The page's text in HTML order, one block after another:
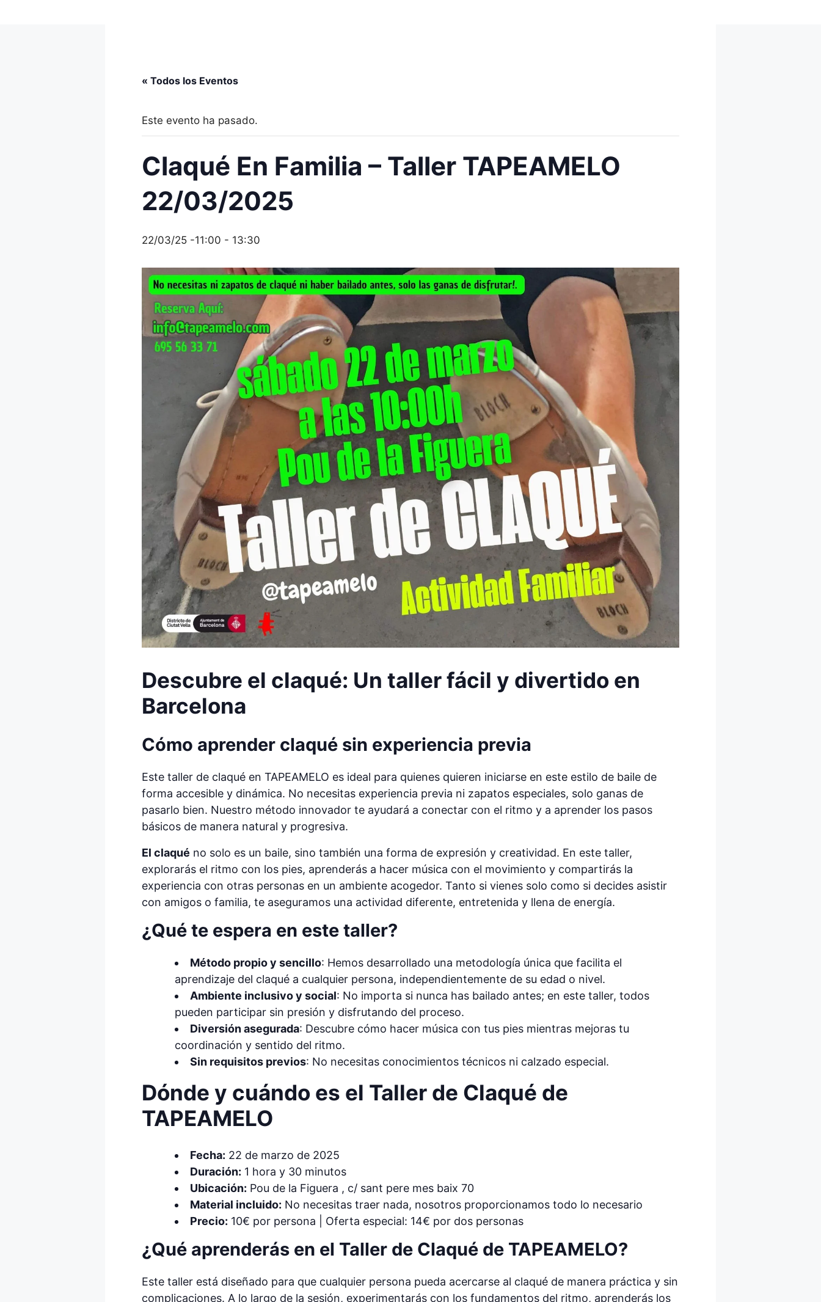
« Todos los Eventos
Este evento ha pasado.
Claqué En Familia – Taller TAPEAMELO
22/03/2025
22/03/25 -11:00 - 13:30
Descubre el claqué: Un taller fácil y divertido en
Barcelona
Cómo aprender claqué sin experiencia previa
Este taller de claqué en TAPEAMELO es ideal para quienes quieren iniciarse en este estilo de baile de
forma accesible y dinámica. No necesitas experiencia previa ni zapatos especiales, solo ganas de
pasarlo bien. Nuestro método innovador te ayudará a conectar con el ritmo y a aprender los pasos
básicos de manera natural y progresiva.
El claqué no solo es un baile, sino también una forma de expresión y creatividad. En este taller,
explorarás el ritmo con los pies, aprenderás a hacer música con el movimiento y compartirás la
experiencia con otras personas en un ambiente acogedor. Tanto si vienes solo como si decides asistir
con amigos o familia, te aseguramos una actividad diferente, entretenida y llena de energía.
¿Qué te espera en este taller?
Método propio y sencillo: Hemos desarrollado una metodología única que facilita el
aprendizaje del claqué a cualquier persona, independientemente de su edad o nivel.
Ambiente inclusivo y social: No importa si nunca has bailado antes; en este taller, todos
pueden participar sin presión y disfrutando del proceso.
Diversión asegurada: Descubre cómo hacer música con tus pies mientras mejoras tu
coordinación y sentido del ritmo.
Sin requisitos previos: No necesitas conocimientos técnicos ni calzado especial.
Dónde y cuándo es el Taller de Claqué de
TAPEAMELO
Fecha: 22 de marzo de 2025
Duración: 1 hora y 30 minutos
Ubicación: Pou de la Figuera , c/ sant pere mes baix 70
Material incluido: No necesitas traer nada, nosotros proporcionamos todo lo necesario
Precio: 10€ por persona | Oferta especial: 14€ por dos personas
¿Qué aprenderás en el Taller de Claqué de TAPEAMELO?
Este taller está diseñado para que cualquier persona pueda acercarse al claqué de manera práctica y sin
complicaciones. A lo largo de la sesión, experimentarás con los fundamentos del ritmo, aprenderás los